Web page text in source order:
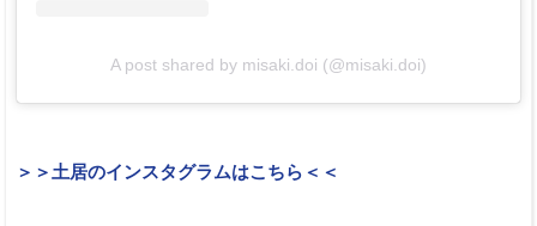
A post shared by misaki.doi (@misaki.doi)
＞＞土居のインスタグラムはこちら＜＜